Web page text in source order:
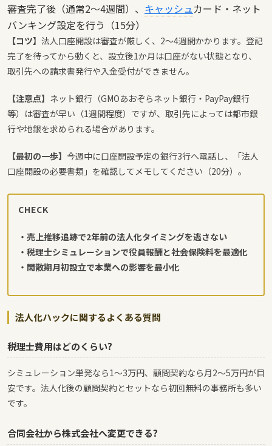
審査完了後（通常2〜4週間）、 キャッシュカード・ネット
バンキング設定を行う（15分）
【コツ】 法人口座開設は審査が厳しく、2〜4週間かかります。登記
完了を待ってから動くと、設立後1か月は口座がない状態となり、
取引先への請求書発行や入金受付ができません。
【注意点】 ネット銀行（GMOあおぞらネット銀行・PayPay銀行
等）は審査が早い（1週間程度）ですが、取引先によっては都市銀
行や地銀を求められる場合があります。
【最初の一歩】 今週中に口座開設予定の銀行3行へ電話し、「法人
口座開設の必要書類」を確認してメモしてください（20分）。
CHECK
・売上推移追跡で2年前の法人化タイミングを逃さない
・税理士シミュレーションで役員報酬と社会保険料を最適化
・閑散期月初設立で本業への影響を最小化
法人化ハックに関するよくある質問
税理士費用はどのくらい?
シミュレーション単発なら1〜3万円、顧問契約なら月2〜5万円が目
安です。法人化後の顧問契約とセットなら初回無料の事務所も多い
です。
合同会社から株式会社へ変更できる?